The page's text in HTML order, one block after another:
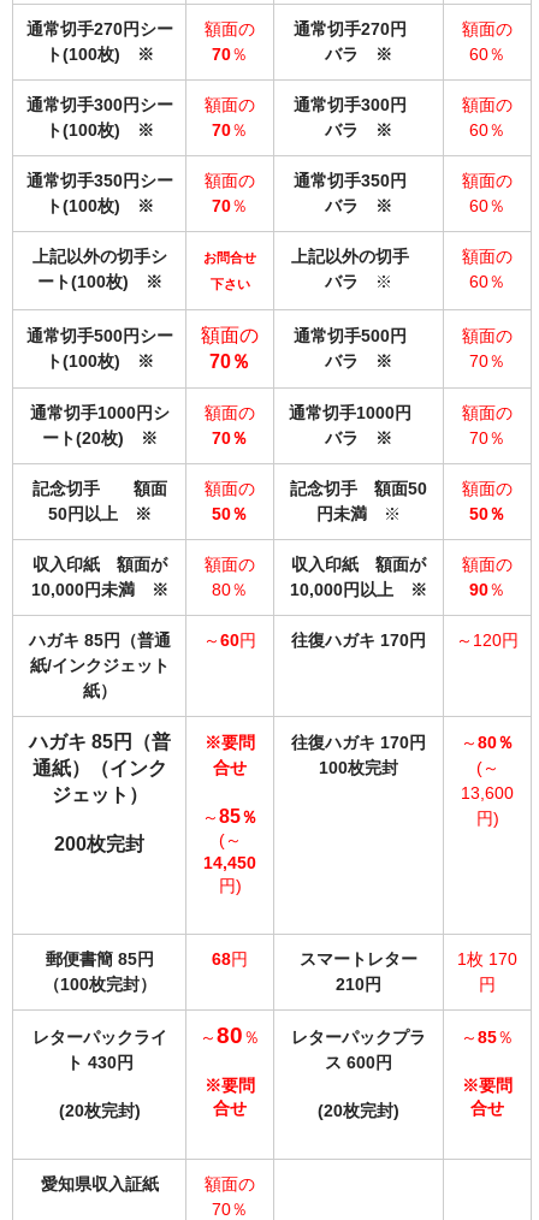
通常切手270円シー
ト(100枚) ※
額面の
70％
通常切手270円
バラ ※
額面の
60％
通常切手300円シー
ト(100枚) ※
額面の
70％
通常切手300円
バラ ※
額面の
60％
通常切手350円シー
ト(100枚) ※
額面の
70％
通常切手350円
バラ ※
額面の
60％
上記以外の切手シ
ート(100枚)
※
お問合せ
下さい
上記以外の切手
バラ
※
額面の
60％
通常切手500円シー
ト(100枚) ※
額面の
70％
通常切手500円
バラ ※
額面の
70％
通常切手1000円シ
ート(20枚)
※
額面の
70％
通常切手1000円
バラ
※
額面の
70％
記念切手 額面
50円以上
※
額面の
50％
記念切手 額面50
円未満
※
額面の
50％
収入印紙 額面が
10,000円未満
※
額面の
80％
収入印紙 額面が
10,000円以上
※
額面の
90％
ハガキ 85円（普通
紙/インクジェット
紙）
～60円 往復ハガキ 170円 ～120円
ハガキ 85円（普
通紙）（インク
ジェット）
200枚完封
※要問
合せ
～85％
(～
14,450
円)
往復ハガキ 170円
100枚完封
～80％
(～
13,600
円)
郵便書簡 85円
（100枚完封）
68円
スマートレター
210円
1枚 170
円
レターパックライ
ト 430円
(20枚完封)
～80％
※要問
合せ
レターパックプラ
ス 600円
(20枚完封)
～85％
※要問
合せ
愛知県収入証紙
額面の
70％